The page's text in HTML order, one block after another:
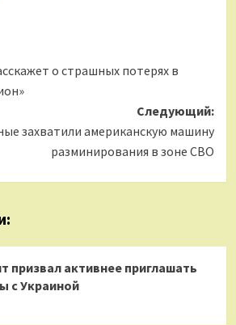
о страшных потерях в
Следующий:
захватили американскую машину
разминирования в зоне СВО
призвал активнее приглашать
с Украиной